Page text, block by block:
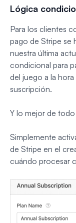
Lógica
Para los clientes
pago de Stripe se
nuestra última
condicional para
del juego a la
suscripción.
Y lo mejor de
Simplemente
de Stripe en el
cuándo procesar